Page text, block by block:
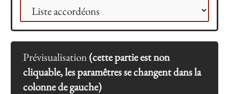
Prévisualisation(cette partie est non
cliquable, les paramêtres se changent dans la
colonne de gauche)